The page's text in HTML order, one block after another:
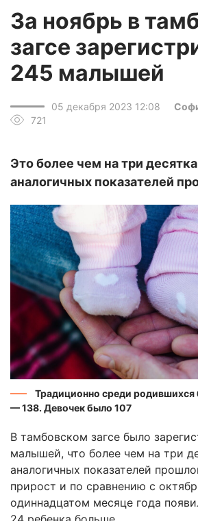
За ноябрь в
загсе
245 малышей
05 декабря 2023 12:08
721
Это более чем на три
аналогичных показателей
Традиционно среди
— 138. Девочек было 107
В тамбовском загсе было
малышей, что более чем на три
аналогичных показателей
прирост и по сравнению с
одиннадцатом месяце года